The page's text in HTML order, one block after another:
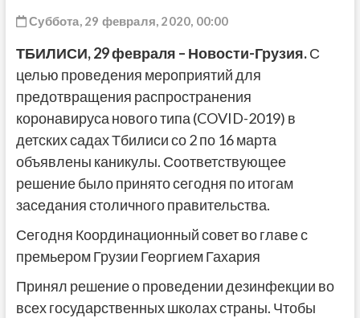
Суббота, 29 февраля, 2020, 00:00
ТБИЛИСИ, 29 февраля – Новости-Грузия.С
целью проведения мероприятий для
предотвращения распространения
коронавируса нового типа (COVID-2019) в
детских садах Тбилиси со 2 по 16 марта
объявлены каникулы. Соответствующее
решение было принято сегодня по итогам
заседания столичного правительства.
Сегодня Координационный совет во главе с
премьером Грузии Георгием Гахария
Принял решение о проведении дезинфекции во
всех государственных школах страны. Чтобы